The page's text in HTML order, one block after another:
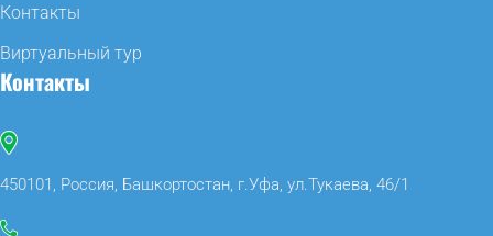
Контакты
Виртуальный тур
Контакты
450101, Россия, Башкортостан, г.Уфа, ул.Тукаева, 46/1